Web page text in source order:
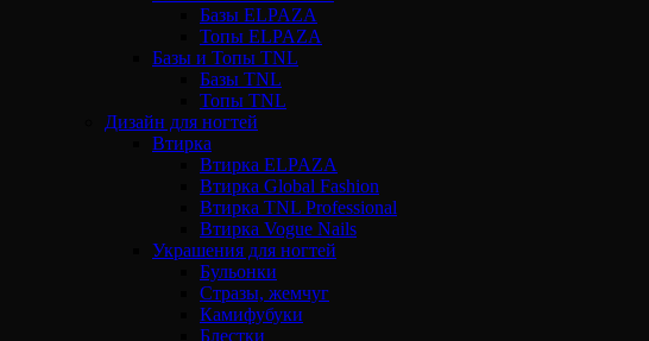
Базы ELPAZA
Топы ELPAZA
Базы и Топы TNL
Базы TNL
Топы TNL
Дизайн для ногтей
Втирка
Втирка ELPAZA
Втирка Global Fashion
Втирка TNL Professional
Втирка Vogue Nails
Украшения для ногтей
Бульонки
Стразы, жемчуг
Камифубуки
Блестки